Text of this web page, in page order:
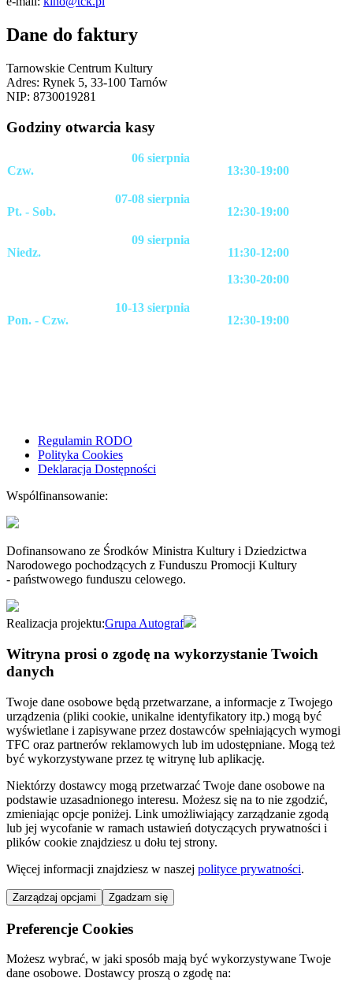
Dane do faktury
Tarnowskie Centrum Kultury
Adres: Rynek 5, 33-100 Tarnów
NIP: 8730019281
Godziny otwarcia kasy
Czw.
06 sierpnia
13:30-19:00
Pt. - Sob.
07-08 sierpnia
12:30-19:00
Niedz.
09 sierpnia
11:30-12:00
13:30-20:00
Pon. - Czw.
10-13 sierpnia
12:30-19:00
Regulamin RODO
Polityka Cookies
Deklaracja Dostępności
Wspólfinansowanie:
Dofinansowano ze Środków Ministra Kultury i Dziedzictwa
Narodowego pochodzących z Funduszu Promocji Kultury
- państwowego funduszu celowego.
Realizacja projektu:Grupa Autograf
Witryna prosi o zgodę na wykorzystanie Twoich
danych
Twoje dane osobowe będą przetwarzane, a informacje z Twojego
urządzenia (pliki cookie, unikalne identyfikatory itp.) mogą być
wyświetlane i zapisywane przez dostawców spełniających wymogi
TFC oraz partnerów reklamowych lub im udostępniane. Mogą też
być wykorzystywane przez tę witrynę lub aplikację.
Niektórzy dostawcy mogą przetwarzać Twoje dane osobowe na
podstawie uzasadnionego interesu. Możesz się na to nie zgodzić,
zmieniając opcje poniżej. Link umożliwiający zarządzanie zgodą
lub jej wycofanie w ramach ustawień dotyczących prywatności i
plików cookie znajdziesz u dołu tej strony.
Więcej informacji znajdziesz w naszej polityce prywatności.
Zarządzaj opcjami Zgadzam się
Preferencje Cookies
Możesz wybrać, w jaki sposób mają być wykorzystywane Twoje
dane osobowe. Dostawcy proszą o zgodę na: